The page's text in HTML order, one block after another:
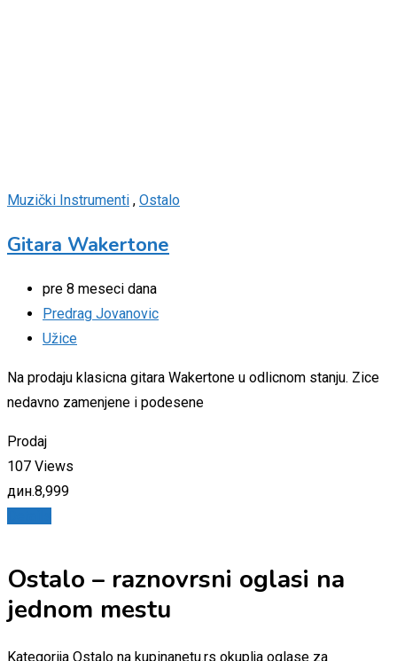
Muzički Instrumenti , Ostalo
Gitara Wakertone
pre 8 meseci dana
Predrag Jovanovic
Užice
Na prodaju klasicna gitara Wakertone u odlicnom stanju. Zice
nedavno zamenjene i podesene
Prodaj
107 Views
дин.8,999
Ostalo – raznovrsni oglasi na
jednom mestu
Kategorija Ostalo na kupinanetu.rs okuplja oglase za